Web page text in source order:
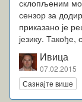
склопљеним
сензор за
приказано је
језику.
Ивица
07.02.2015
Сазнајте више